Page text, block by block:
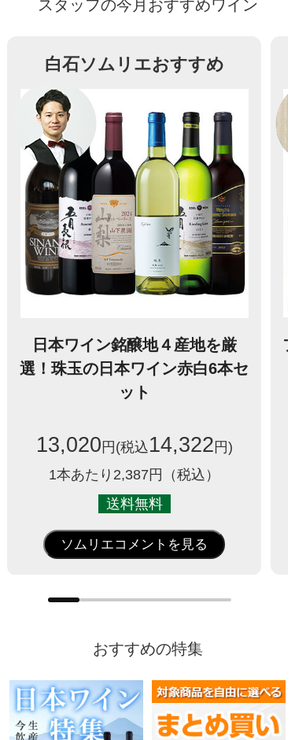
スタッフの今月おすすめワイン
白石ソムリエおすすめ
日本ワイン銘醸地４産地を厳
選！珠玉の日本ワイン赤白6本セ
ット
13,020 円(税込14,322 円)
1本あたり2,387円（税込）
送料無料
ソムリエコメントを見る
おすすめの特集